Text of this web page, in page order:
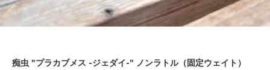
痴虫 "プラカブメス -ジェダイ-" ノンラトル（固定ウェイト）